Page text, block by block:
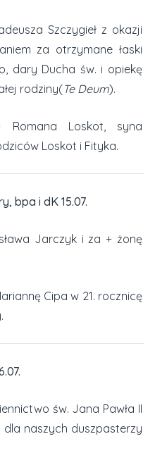
Szczygieł z okazji
za otrzymane łaski
dary Ducha św. i opiekę
rodziny(Te Deum).
Romana Loskot, syna
Loskot i Fityka.
bpa i dK 15.07.
Jarczyk i za + żonę
Cipa w 21. rocznicę
św. Jana Pawła II
dla naszych duszpasterzy